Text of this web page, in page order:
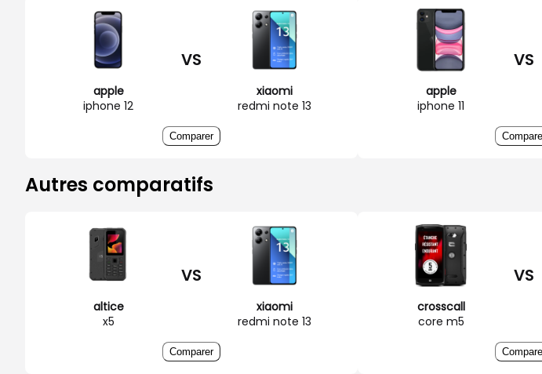
apple
iphone 12
VS
xiaomi
redmi note 13
Comparer
apple
iphone 11
VS
Autres comparatifs
altice
x5
VS
xiaomi
redmi note 13
Comparer
crosscall
core m5
VS